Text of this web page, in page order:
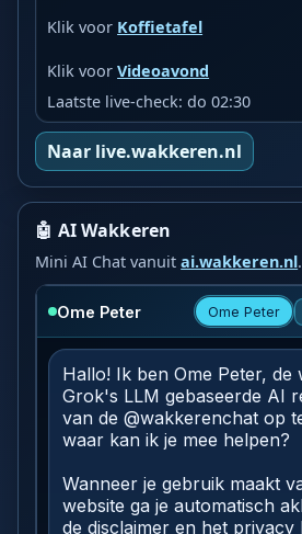
Klik voor Koffietafel
Klik voorVideoavond
Laatste live-check: do 02:30
Naar live.wakkeren.nl
🤖 AI Wakkeren
Mini AI Chat vanuitai.wakkeren.nl.